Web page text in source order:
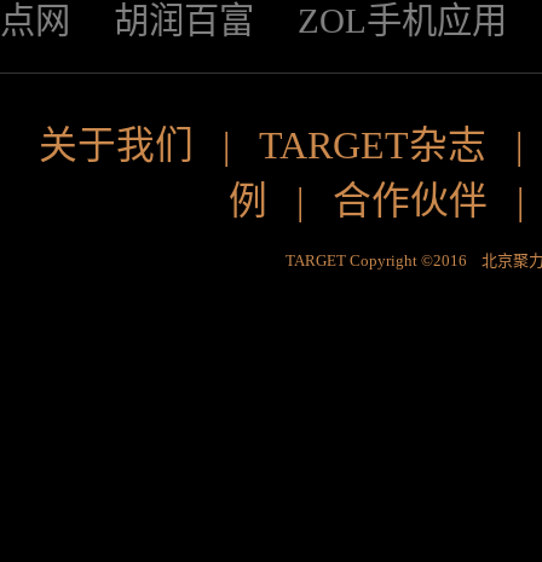
点网
胡润百富 ZOL手机应用
关于我们 | TARGET杂志
例
| 合作伙伴
TARGET Copyright ©2016 北京聚